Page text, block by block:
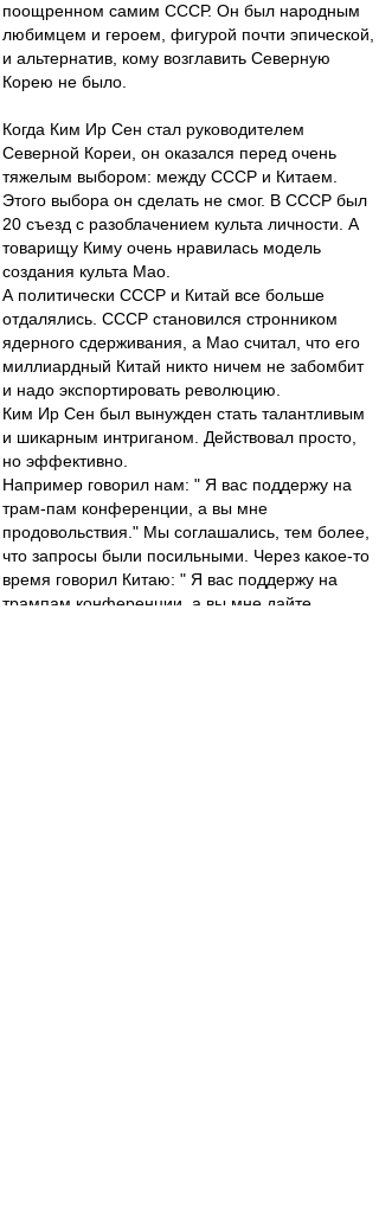
поощренном самим СССР. Он был народным
любимцем и героем, фигурой почти эпической,
и альтернатив, кому возглавить Северную
Корею не было.
Когда Ким Ир Сен стал руководителем
Северной Кореи, он оказался перед очень
тяжелым выбором: между СССР и Китаем.
Этого выбора он сделать не смог. В СССР был
20 съезд с разоблачением культа личности. А
товарищу Киму очень нравилась модель
создания культа Мао.
А политически СССР и Китай все больше
отдалялись. СССР становился стронником
ядерного сдерживания, а Мао считал, что его
миллиардный Китай никто ничем не забомбит
и надо экспортировать революцию.
Ким Ир Сен был вынужден стать талантливым
и шикарным интриганом. Действовал просто,
но эффективно.
Например говорил нам: " Я вас поддержу на
трам-пам конференции, а вы мне
продовольствия." Мы соглашались, тем более,
что запросы были посильными. Через какое-то
время говорил Китаю: " Я вас поддержу на
трампам конференции, а вы мне дайте